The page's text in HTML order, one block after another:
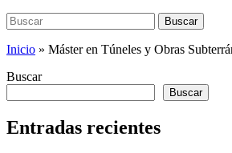
Buscar:
Buscar
Inicio » Máster en Túneles y Obras
Buscar
Buscar
Entradas recientes